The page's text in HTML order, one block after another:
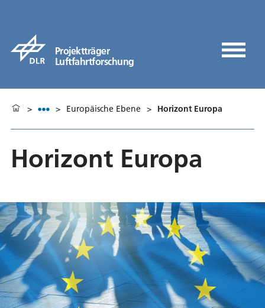
Projektträger
Luftfahrtforschung
> > Europäische Ebene > Horizont Europa
Horizont Europa